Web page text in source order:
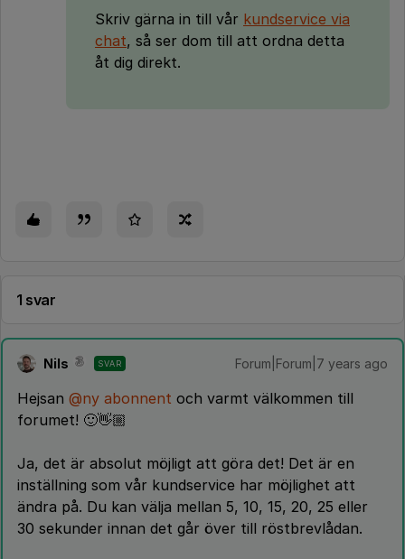
Skriv gärna in till vår kundservice via
chat, så ser dom till att ordna detta
åt dig direkt.
1 svar
Nils SVAR Forum|Forum|7 years ago
Hejsan @ny abonnent och varmt välkommen till
forumet! 🙂👋🏼
Ja, det är absolut möjligt att göra det! Det är en
inställning som vår kundservice har möjlighet att
ändra på. Du kan välja mellan 5, 10, 15, 20, 25 eller
30 sekunder innan det går över till röstbrevlådan.